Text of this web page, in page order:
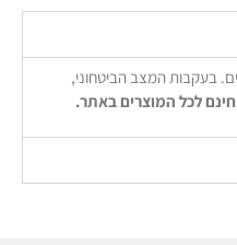
משוער 7-14 ימי עסקים. בעקבות המצב הביטחוני,
לכל המוצרים באתר.